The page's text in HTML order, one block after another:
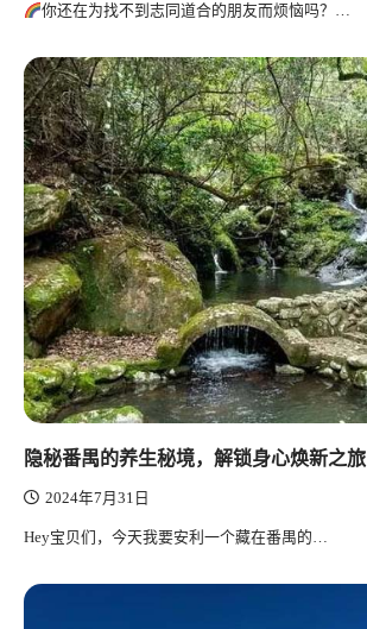
你还在为找不到志同道合的朋友而烦恼吗？…
隐秘番禺的养生秘境，解锁身心焕新之旅
2024年7月31日
Hey宝贝们，今天我要安利一个藏在番禺的…